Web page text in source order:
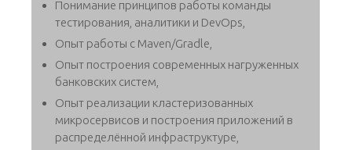
Понимание принципов работы команды
тестирования, аналитики и DevOps,
Опыт работы с Maven/Gradle,
Опыт построения современных нагруженных
банковских систем,
Опыт реализации кластеризованных
микросервисов и построения приложений в
распределённой инфраструктуре,